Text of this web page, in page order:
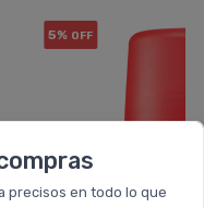
precisos en todo lo que
5% OFF